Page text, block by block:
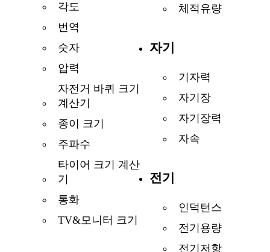
각도
번역
숫자
압력
자전거 바퀴 크기
계산기
종이 크기
주파수
타이어 크기 계산
기
통화
TV&모니터 크기
체적유량
자기
기자력
자기장
자기장력
자속
전기
인덕턴스
전기용량
전기저항